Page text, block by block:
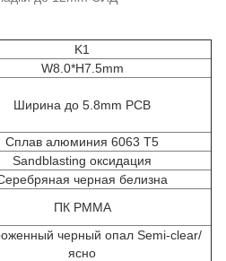
K1
W8.0*H7.5mm
Ширина до 5.8mm PCB
Сплав алюминия 6063 T5
Sandblasting оксидация
черная белизна
ПК PMMA
черный опал Semi-clear/
ясно